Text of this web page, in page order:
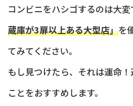
コンビニをハシゴするのは大変
蔵庫が3扉以上ある大型店」を
てみてください。
もし見つけたら、それは運命
ことをおすすめします。